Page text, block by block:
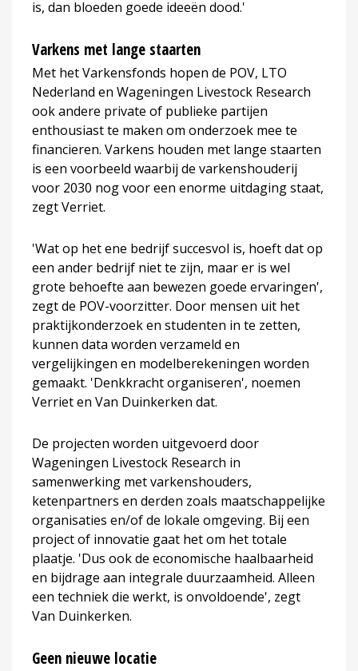
is, dan bloeden goede ideeën dood.'
Varkens met lange staarten
Met het Varkensfonds hopen de POV, LTO
Nederland en Wageningen Livestock Research
ook andere private of publieke partijen
enthousiast te maken om onderzoek mee te
financieren. Varkens houden met lange staarten
is een voorbeeld waarbij de varkenshouderij
voor 2030 nog voor een enorme uitdaging staat,
zegt Verriet.
'Wat op het ene bedrijf succesvol is, hoeft dat op
een ander bedrijf niet te zijn, maar er is wel
grote behoefte aan bewezen goede ervaringen',
zegt de POV-voorzitter. Door mensen uit het
praktijkonderzoek en studenten in te zetten,
kunnen data worden verzameld en
vergelijkingen en modelberekeningen worden
gemaakt. 'Denkkracht organiseren', noemen
Verriet en Van Duinkerken dat.
De projecten worden uitgevoerd door
Wageningen Livestock Research in
samenwerking met varkenshouders,
ketenpartners en derden zoals maatschappelijke
organisaties en/of de lokale omgeving. Bij een
project of innovatie gaat het om het totale
plaatje. 'Dus ook de economische haalbaarheid
en bijdrage aan integrale duurzaamheid. Alleen
een techniek die werkt, is onvoldoende', zegt
Van Duinkerken.
Geen nieuwe locatie